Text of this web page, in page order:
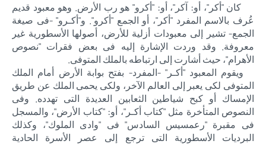
كان "أكر"، أو: آكر"، أو: "أكرو" هو رب الأرض. وهو معبود قديم
عُرف بالاسم المفرد "أكر"، أو الجمع "أكرو". و"أكـرو" -فى صيغة
الجمع- تشير إلى معبودات أزلية للأرض، أصولها الأسطورية غير
معروفة. وقد وردت الإشارة إليه فى بعض فقرات "نصوص
الأهرام"، حيث أشارت إلى ارتباطه بالملك المتوفى.
ويقوم المعبود "أكـر" -المفرد- بفتح بوابة الأرض أمام الملك
المتوفى لكى يعبر إلى العالم الآخر، ولكى يحمى الملك عن طريق
الإمساك أو كبح شياطين الثعابين العديدة التى تهدده. وفى
النصوص المتأخرة مثل "كتاب أكـر"، أو: "كتاب الأرض"، والمسجل
فى مقبرة "رعمسيس السادس" فى "وادى الملوك"، وكذلك
البرديات الأسطورية التى ترجع إلى عصر الأسرة الحادية